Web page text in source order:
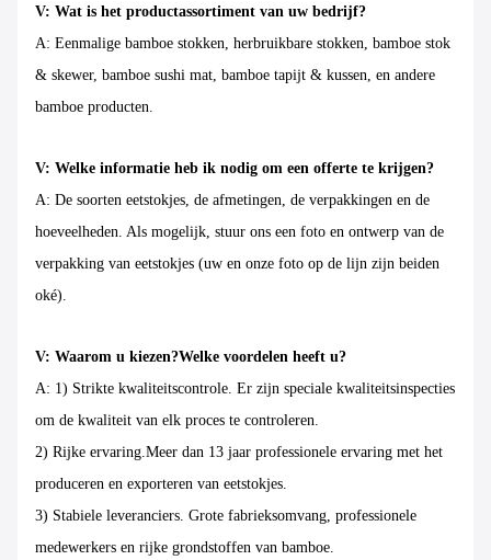
V: Wat is het productassortiment van uw bedrijf?
A: Eenmalige bamboe stokken, herbruikbare stokken, bamboe stok
& skewer, bamboe sushi mat, bamboe tapijt & kussen, en andere
bamboe producten.
V: Welke informatie heb ik nodig om een offerte te krijgen?
A: De soorten eetstokjes, de afmetingen, de verpakkingen en de
hoeveelheden. Als mogelijk, stuur ons een foto en ontwerp van de
verpakking van eetstokjes (uw en onze foto op de lijn zijn beiden
oké).
V: Waarom u kiezen?Welke voordelen heeft u?
A: 1) Strikte kwaliteitscontrole. Er zijn speciale kwaliteitsinspecties
om de kwaliteit van elk proces te controleren.
2) Rijke ervaring.Meer dan 13 jaar professionele ervaring met het
produceren en exporteren van eetstokjes.
3) Stabiele leveranciers. Grote fabrieksomvang, professionele
medewerkers en rijke grondstoffen van bamboe.